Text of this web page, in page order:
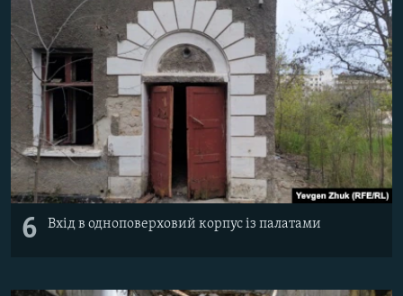
6 Вхід в одноповерховий корпус із палатами